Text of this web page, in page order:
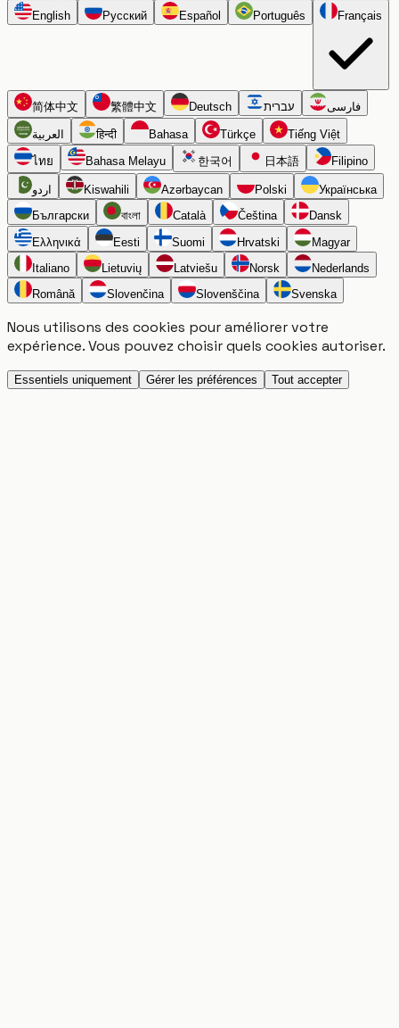
English Русский Español Português Français
简体中文 繁體中文 Deutsch עברית فارسی
العربية हिन्दी Bahasa Türkçe
Tiếng Việt
ไทย
Bahasa Melayu 한국어 日本語 Filipino
اردو Kiswahili Azərbaycan Polski
Українська
Български
বাংলা Català Čeština
Dansk
Ελληνικά
Eesti Suomi Hrvatski
Magyar
Italiano
Lietuvių Latviešu Norsk
Nederlands
Română
Slovenčina Slovenščina Svenska
Nous utilisons des cookies pour améliorer votre
expérience. Vous pouvez choisir quels cookies autoriser.
Essentiels uniquement Gérer les préférences Tout accepter